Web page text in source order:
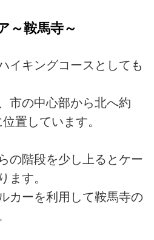
～鞍馬寺～
イキングコースとしても
市の中心部から北へ約
置しています。
の階段を少し上るとケー
ます。
カーを利用して鞍馬寺の